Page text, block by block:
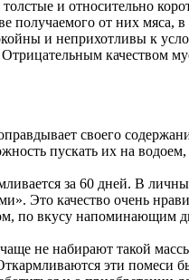
и относительно
получаемого от них мяса,
и неприхотливы к
качеством
своего
пускать их на
за 60 дней. В
Это качество очень
по вкусу напоминающим
не набирают такой
эти помеси